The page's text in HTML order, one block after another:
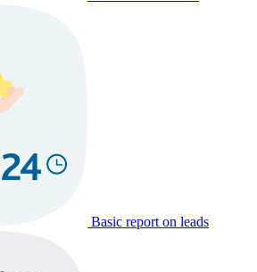
Basic report on leads